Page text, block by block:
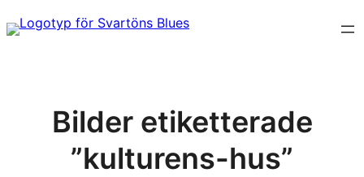
Hoppa
till
Bilder etiketterade
”kulturens-hus”